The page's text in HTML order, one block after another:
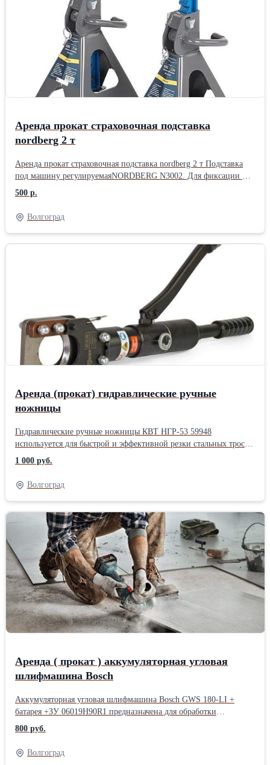
транспортировки. Технические характеристики домкрата KRAFT
820003 Грузоподъемность 2.5 т Высота подхвата 135 мм Высота
подъема 385 мм Рабочий ход 250 мм Материал корпуса металл
Фиксатор нет Поворотная рукоятка нет Двухцилиндровый нет С
педалью нет Тип привода гидравлический Вес нетто 11.6 кг
Кейс да . г. Волгоград
Аренда прокат страховочная подставка
nordberg 2 т
Аренда прокат страховочная подставка nordberg 2 т Подставка
под машину регулируемаяNORDBERG N3002. Для фиксации и
страховки при поднятии автомобиля, для выполнения
ремонтных работ. Высота подхвата регулируется. В комплекте
резиновая насадка Безопасная фиксация автомобиля, благодаря
зубчатому механизму фиксации штанги. Простота в
эксплуатации. Пластины на опорах увеличивают устойчивостьи
защищают поверхность пола в цеху от продавливания.
Стандартная высота подъема. Эргономичная ручка регулировки
высоты подхвата. Комплект - 2 шт. Подставка для фиксации и
страховки при поднятии автомобиля, для выполнения
ремонтных работ. Высота подхвата регулируется.Безопасная и
быстрая фиксация.Простота в эксплуатации. Технические
характеристики подставки NORDBERG N3002 Тип подставка
страховочная Max рабочая высота 418 мм Min рабочая высота 268
мм Грузоподъемность 2 т Вес нетто 5.4 кг Материал корпуса
металл Диаметр опоры 85 мм Количество в комплекте 2 шт
Длина рукояти 35 мм Тип привода механический Кейс нет г.
500 р.
Волгоград
Аренда (прокат) гидравлические ручные
ножницы
Гидравлические ручные ножницы КВТ НГР-53 59948
используется для быстрой и эффективной резки стальных тросов
6х7 – диаметром до 25 мм; 6х19, 6х37 – диаметром до 30 мм,
стальных канатов 1х7 – диаметром до 15 мм; 1х19, 1х37–
диаметром до 20 мм, проводов АС, АСК, СИП-3 диаметром до
53 мм, прутков из низкоуглеродистой стали диаметром до 22 мм,
кабелей с проволочной броней диаметром до 20 мм и ленточной
броней диаметром до 53 мм, а также телефонных кабелей
диаметром до 53 мм. Инструмент обладает повышенным
рабочим ресурсом, так как его конструкция полностью
выполнена из высококачественной стали. Режущие кромки
имеют твердость HRC 52...56. Благодаря пластиковому кейсу в
комплекте инструмент легко хранить и транспортировать.
Технические характеристики ножниц КВТ 59948 Max диаметр
кабеля, мм 53 Кабель сталь Длина, мм 600 Диэлектрическое
покрытие нет Усилие, т 8 Габариты без упаковки, мм
735х210х110 г. Волгоград
1 000 руб.
Волгоград
Аренда ( прокат ) аккумуляторная угловая
шлифмашина Bosch
Аккумуляторная угловая шлифмашина Bosch GWS 180-LI +
батарея +ЗУ 06019H90R1 предназначена для обработки
(шлифовка, зачистка) и резки металлических изделий.
Бесщеточный двигатель отличается высокой
производительностью и долгим сроком службы. Клавиша
включения фиксируется в рабочем положении, что исключает
800 руб.
Волгоград